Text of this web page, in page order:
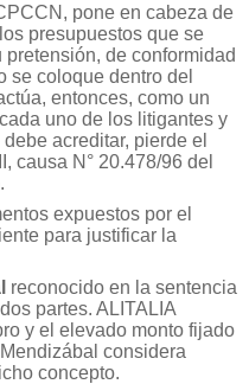
pone en cabeza de
presupuestos que se
de conformidad
se coloque dentro del
entonces, como un
uno de los litigantes y
acreditar, pierde el
causa N° 20.478/96 del
expuestos por el
para justificar la
reconocido en la sentencia
partes. ALITALIA
y el elevado monto fijado
considera
concepto.